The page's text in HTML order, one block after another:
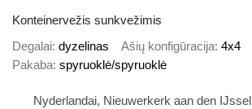
Konteinervežis sunkvežimis
Degalai dyzelinas Ašių konfigūracija 4x4
Pakaba spyruoklė/spyruoklė
Nyderlandai, Nieuwerkerk aan den IJssel